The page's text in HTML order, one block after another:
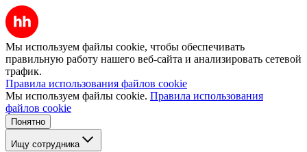
Мы используем файлы cookie, чтобы обеспечивать
правильную работу нашего веб-сайта и анализировать сетевой
трафик.
Правила использования файлов cookie
Мы используем файлы cookie. Правила использования
файлов cookie
Понятно
Ищу сотрудника